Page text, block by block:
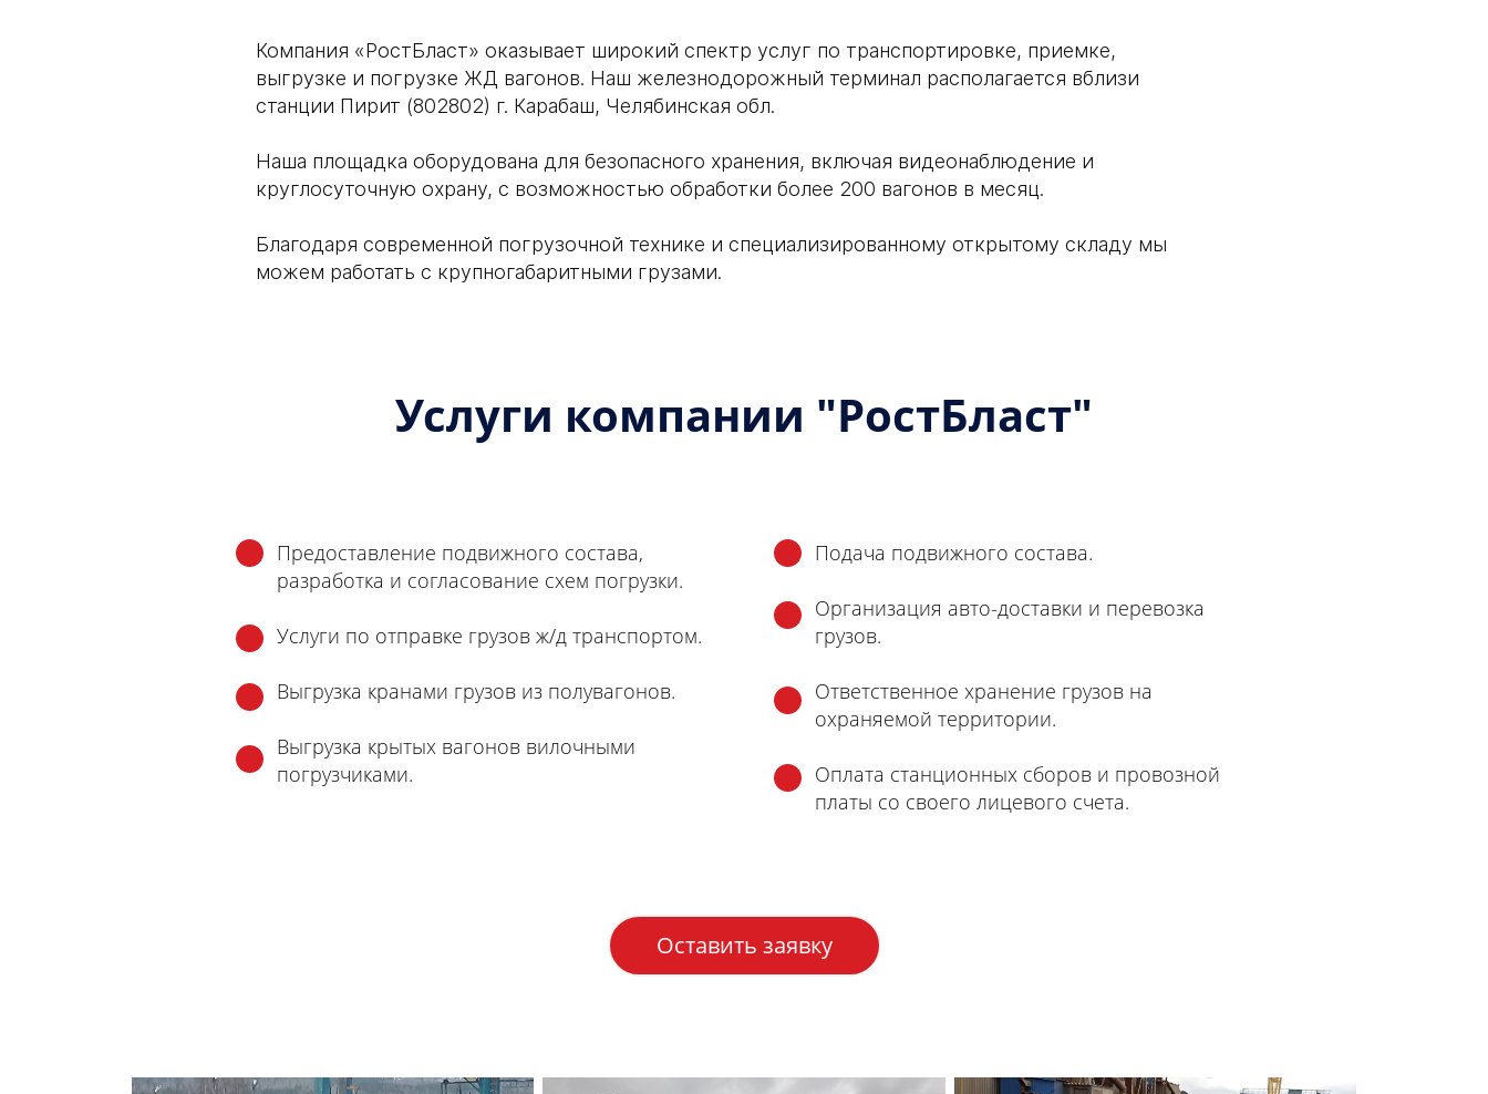
Компания «РостБласт» оказывает широкий спектр услуг по транспортировке, приемке,
выгрузке и погрузке ЖД вагонов. Наш железнодорожный терминал располагается вблизи
станции Пирит (802802) г. Карабаш, Челябинская обл.
Наша площадка оборудована для безопасного хранения, включая видеонаблюдение и
круглосуточную охрану, с возможностью обработки более 200 вагонов в месяц.
Благодаря современной погрузочной технике и специализированному открытому складу мы
можем работать с крупногабаритными грузами.
Услуги компании "РостБласт"
Предоставление подвижного состава,
разработка и согласование схем погрузки.
Услуги по отправке грузов ж/д транспортом.
Выгрузка кранами грузов из полувагонов.
Выгрузка крытых вагонов вилочными
погрузчиками.
Подача подвижного состава.
Организация авто-доставки и перевозка
грузов.
Ответственное хранение грузов на
охраняемой территории.
Оплата станционных сборов и провозной
платы со своего лицевого счета.
Оставить заявку